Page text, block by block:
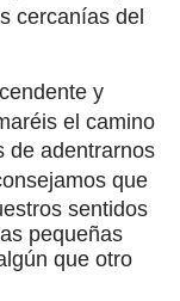
cercanías del
y
el camino
de adentrarnos
que
sentidos
pequeñas
que otro